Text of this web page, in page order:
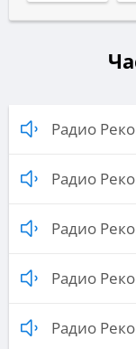
Радио
Радио
Радио
Радио
Радио